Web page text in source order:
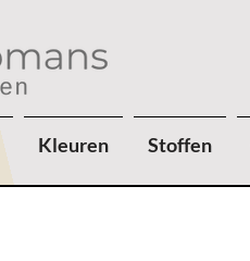
Kleuren Stoffen